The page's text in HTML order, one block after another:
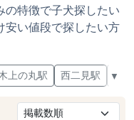
の特徴で子犬探したい
安い値段で探したい方
上の丸駅 西二見駅 東
▼